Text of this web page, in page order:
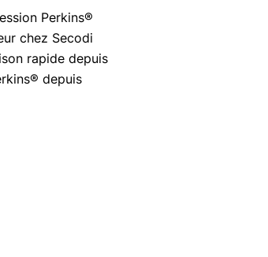
Perkins®
chez Secodi
rapide depuis
depuis